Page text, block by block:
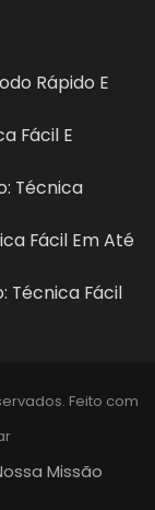
Rápido E
Fácil E
Técnica
Fácil Em Até
Técnica Fácil
Feito com
Missão